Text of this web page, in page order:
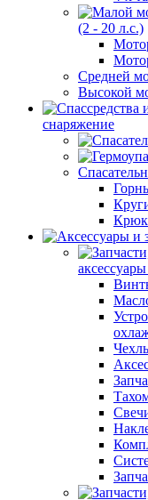
(2 - 20 л.с.)
Средней
Высокой
снаряжение
Крюк